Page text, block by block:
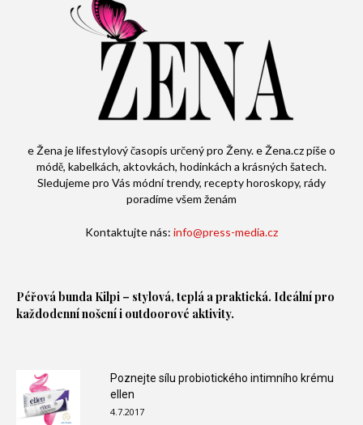
e Žena je lifestylový časopis určený pro Ženy. e Žena.cz píše o
módě, kabelkách, aktovkách, hodinkách a krásných šatech.
Sledujeme pro Vás módní trendy, recepty horoskopy, rády
poradíme všem ženám
Kontaktujte nás: info@press-media.cz
Péřová bunda Kilpi – stylová, teplá a praktická. Ideální pro
každodenní nošení i outdoorové aktivity.
Poznejte sílu probiotického intimního krému
ellen
4.7.2017